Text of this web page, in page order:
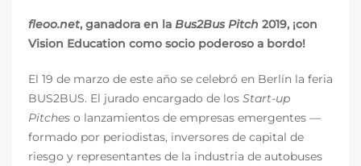
fleoo.net, ganadora en la Bus2Bus Pitch 2019, ¡con
Vision Education como socio poderoso a bordo!
El 19 de marzo de este año se celebró en Berlín la feria
BUS2BUS. El jurado encargado de los Start-up
Pitches o lanzamientos de empresas emergentes —
formado por periodistas, inversores de capital de
riesgo y representantes de la industria de autobuses